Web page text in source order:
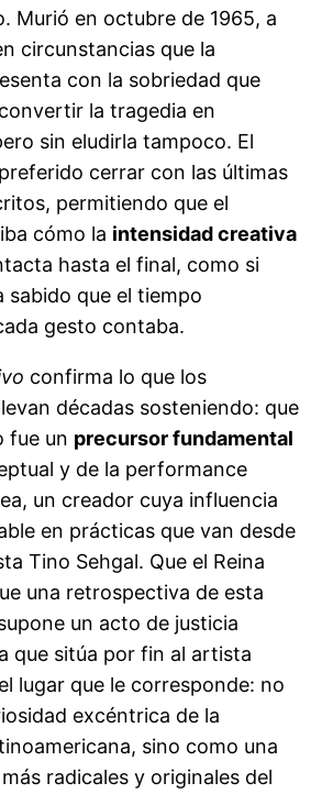
Murió en octubre de 1965, a
circunstancias que la
con la sobriedad que
la tragedia en
sin eludirla tampoco. El
cerrar con las últimas
permitiendo que el
cómo la intensidad creativa
hasta el final, como si
sabido que el tiempo
gesto contaba.
confirma lo que los
décadas sosteniendo: que
fue un precursor fundamental
y de la performance
un creador cuya influencia
en prácticas que van desde
Tino Sehgal. Que el Reina
una retrospectiva de esta
un acto de justicia
que sitúa por fin al artista
lugar que le corresponde: no
excéntrica de la
sino como una
radicales y originales del